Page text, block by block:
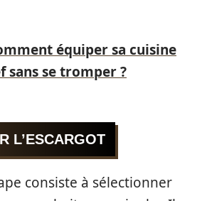
équiper sa cuisine
sans se tromper ?
L’ESCARGOT
consiste à sélectionner